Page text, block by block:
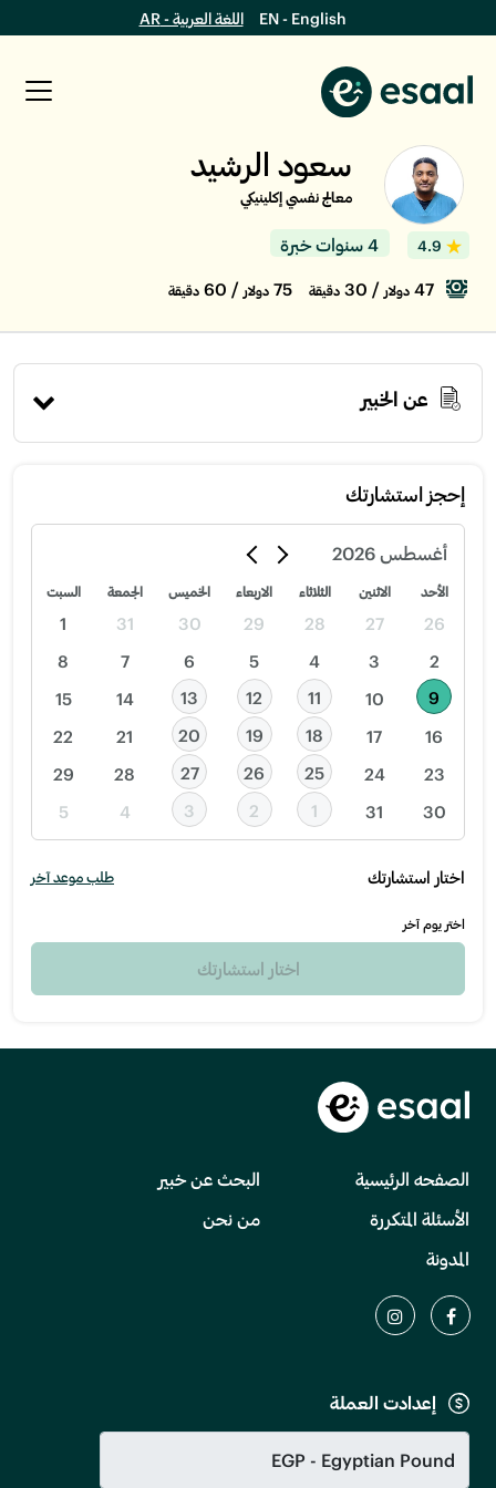
EN - English اللغة العربية - AR
سعود الرشيد
معالج نفسي إكلينيكي
4.9 4 سنوات خبرة
47 دولار / 30 دقيقة 75 دولار / 60 دقيقة
عن الخبير
إحجز استشارتك
أغسطس 2026
الأحد الاثنين الثلاثاء الاربعاء الخميس الجمعة السبت
26
27
28
29
30
31
1
2
3
4
5
6
7
8
9
10
11
12
13
14
15
16
17
18
19
20
21
22
23
24
25
26
27
28
29
30
31
1
2
3
4
5
اختار استشارتك طلب موعد آخر
اختر يوم آخر
اختار استشارتك
الصفحه الرئيسية
البحث عن خبير
الأسئلة المتكررة
من نحن
المدونة
إعدادت العملة